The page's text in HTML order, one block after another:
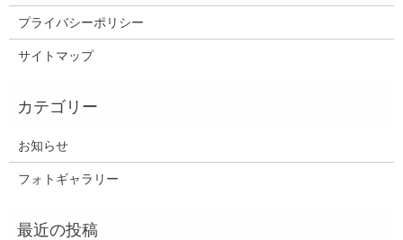
プライバシーポリシー
サイトマップ
お知らせ
フォトギャラリー